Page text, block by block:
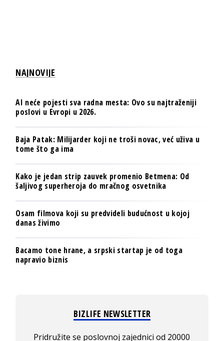
NAJNOVIJE
AI neće pojesti sva radna mesta: Ovo su najtraženiji
poslovi u Evropi u 2026.
Baja Patak: Milijarder koji ne troši novac, već uživa u
tome što ga ima
Kako je jedan strip zauvek promenio Betmena: Od
šaljivog superheroja do mračnog osvetnika
Osam filmova koji su predvideli budućnost u kojoj
danas živimo
Bacamo tone hrane, a srpski startap je od toga
napravio biznis
BIZLIFE NEWSLETTER
Pridružite se poslovnoj zajednici od 20000